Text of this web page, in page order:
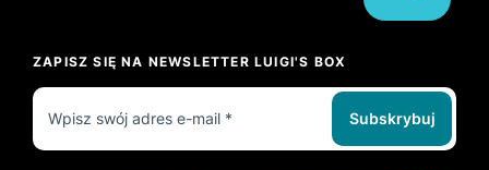
ZAPISZ SIĘ NA NEWSLETTER LUIGI'S BOX
Subskrybuj